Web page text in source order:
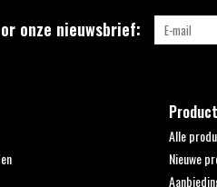
onze nieuwsbrief:
Alle
Nieuwe